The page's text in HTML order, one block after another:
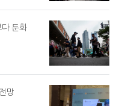
둔화
망